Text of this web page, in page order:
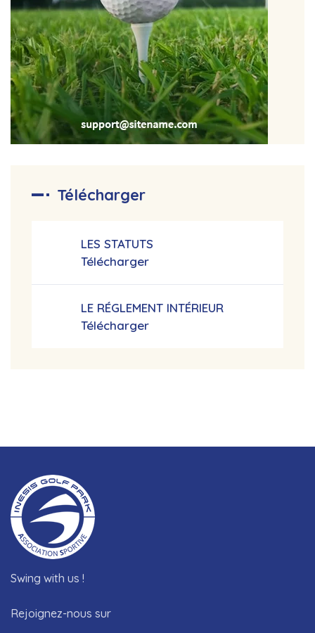
Télécharger
LES STATUTS
Télécharger
LE RÉGLEMENT INTÉRIEUR
Télécharger
Swing with us !
Rejoignez-nous sur